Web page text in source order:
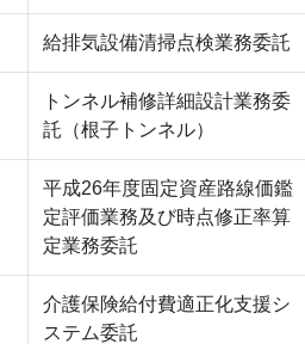
給排気設備清掃点検業務委託
トンネル補修詳細設計業務委
託（根子トンネル）
平成26年度固定資産路線価鑑
定評価業務及び時点修正率算
定業務委託
介護保険給付費適正化支援シ
ステム委託